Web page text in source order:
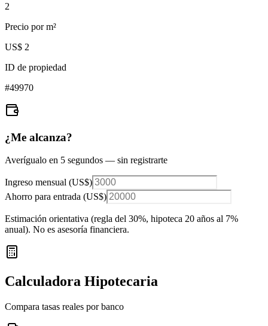
2
Precio por m²
US$ 2
ID de propiedad
#49970
¿Me alcanza?
Averígualo en 5 segundos — sin registrarte
Ingreso mensual (US$)
Ahorro para entrada (US$)
Estimación orientativa (regla del 30%, hipoteca 20 años al 7%
anual). No es asesoría financiera.
Calculadora Hipotecaria
Compara tasas reales por banco